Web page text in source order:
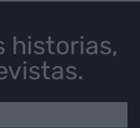
historias,